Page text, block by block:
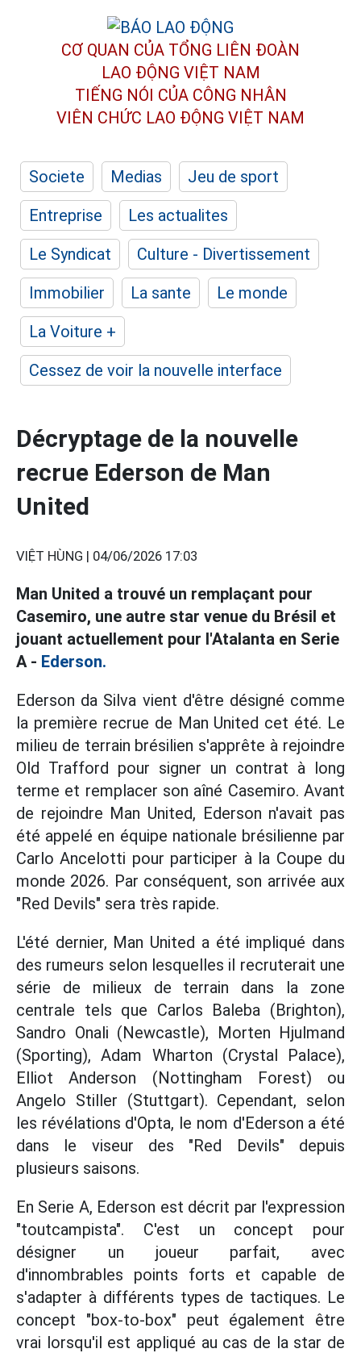
CƠ QUAN CỦA TỔNG LIÊN ĐOÀN
LAO ĐỘNG VIỆT NAM
TIẾNG NÓI CỦA CÔNG NHÂN
VIÊN CHỨC LAO ĐỘNG VIỆT NAM
Societe Medias
Jeu de sport
Entreprise
Les actualites
Le Syndicat
Culture - Divertissement
Immobilier
La sante
Le monde
La Voiture +
Cessez de voir la nouvelle interface
Décryptage de la nouvelle
recrue Ederson de Man
United
VIỆT HÙNG | 04/06/2026 17:03
Man United a trouvé un remplaçant pour
Casemiro, une autre star venue du Brésil et
jouant actuellement pour l'Atalanta en Serie
A - Ederson.
Ederson da Silva vient d'être désigné comme
la première recrue de Man United cet été. Le
milieu de terrain brésilien s'apprête à rejoindre
Old Trafford pour signer un contrat à long
terme et remplacer son aîné Casemiro. Avant
de rejoindre Man United, Ederson n'avait pas
été appelé en équipe nationale brésilienne par
Carlo Ancelotti pour participer à la Coupe du
monde 2026. Par conséquent, son arrivée aux
"Red Devils" sera très rapide.
L'été dernier, Man United a été impliqué dans
des rumeurs selon lesquelles il recruterait une
série de milieux de terrain dans la zone
centrale tels que Carlos Baleba (Brighton),
Sandro Onali (Newcastle), Morten Hjulmand
(Sporting), Adam Wharton (Crystal Palace),
Elliot Anderson (Nottingham Forest) ou
Angelo Stiller (Stuttgart). Cependant, selon
les révélations d'Opta, le nom d'Ederson a été
dans le viseur des "Red Devils" depuis
plusieurs saisons.
En Serie A, Ederson est décrit par l'expression
"toutcampista". C'est un concept pour
désigner un joueur parfait, avec
d'innombrables points forts et capable de
s'adapter à différents types de tactiques. Le
concept "box-to-box" peut également être
vrai lorsqu'il est appliqué au cas de la star de